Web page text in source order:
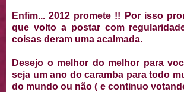
Enfim... 2012 promete !! Por isso
que volto a postar com
coisas deram uma acalmada.
Desejo o melhor do melhor para
seja um ano do caramba para todo
do mundo ou não ( e continuo